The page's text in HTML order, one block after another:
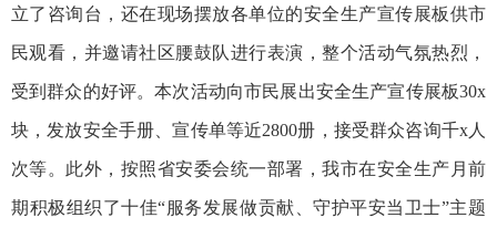
立了咨询台，还在现场摆放各单位的安全生产宣传展板供市
民观看，并邀请社区腰鼓队进行表演，整个活动气氛热烈，
受到群众的好评。本次活动向市民展出安全生产宣传展板30x
块，发放安全手册、宣传单等近2800册，接受群众咨询千x人
次等。此外，按照省安委会统一部署，我市在安全生产月前
期积极组织了十佳“服务发展做贡献、守护平安当卫士”主题